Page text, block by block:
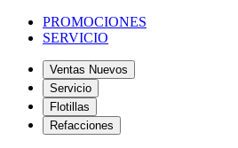
PROMOCIONES
SERVICIO
Ventas Nuevos
Servicio
Flotillas
Refacciones